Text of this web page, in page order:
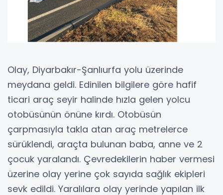
Olay, Diyarbakır-Şanlıurfa yolu üzerinde
meydana geldi. Edinilen bilgilere göre hafif
ticari araç seyir halinde hızla gelen yolcu
otobüsünün önüne kırdı. Otobüsün
çarpmasıyla takla atan araç metrelerce
sürüklendi, araçta bulunan baba, anne ve 2
çocuk yaralandı. Çevredekilerin haber vermesi
üzerine olay yerine çok sayıda sağlık ekipleri
sevk edildi. Yaralılara olay yerinde yapılan ilk